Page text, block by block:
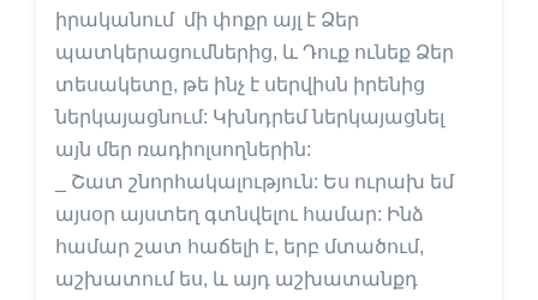
իրականում մի փոքր այլ է Ձեր
պատկերացումներից, և Դուք ունեք Ձեր
տեսակետը, թե ինչ է սերվիսն իրենից
ներկայացնում: Կխնդրեմ ներկայացնել
այն մեր ռադիոլսողներին:
_ Շատ շնորհակալություն: Ես ուրախ եմ
այսօր այստեղ գտնվելու համար: Ինձ
համար շատ հաճելի է, երբ մտածում,
աշխատում ես, և այդ աշխատանքդ